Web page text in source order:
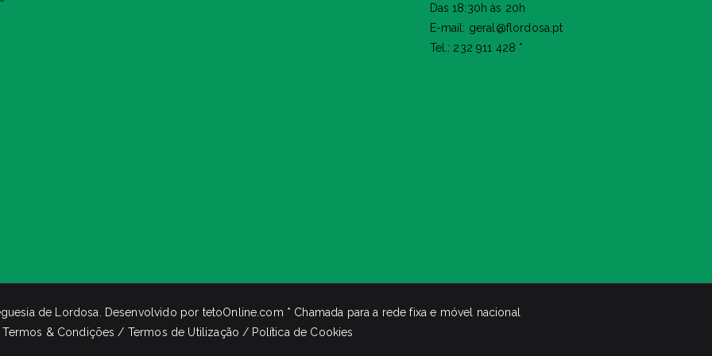
Das 18:30h às 20h
E-mail: geral@flordosa.pt
Tel.: 232 911 428 *
de Lordosa . Desenvolvido por tetoOnline.com * Chamada para a rede fixa e móvel nacional
Termos & Condições / Termos de Utilização / Política de Cookies